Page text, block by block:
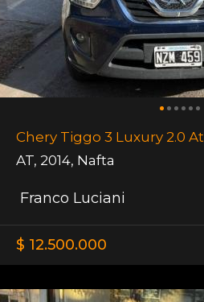
Chery Tiggo 3 Luxury 2.0 At
AT, 2014, Nafta
Franco Luciani
$ 12.500.000